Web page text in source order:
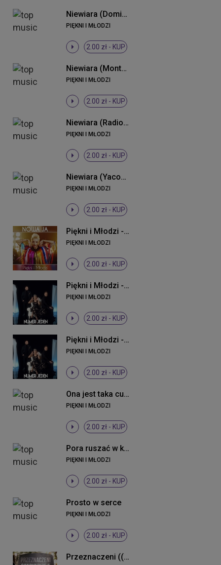
Niewiara (Dominium Remix)
PIĘKNI I MŁODZI
2.00 zł - KUP
Niewiara (Monteiro 2013 Remix)
PIĘKNI I MŁODZI
2.00 zł - KUP
Niewiara (Radio Edit)
PIĘKNI I MŁODZI
2.00 zł - KUP
Niewiara (Yacoop vs. K & N Remix)
PIĘKNI I MŁODZI
2.00 zł - KUP
Piękni i Młodzi - Nowa ja
PIĘKNI I MŁODZI
2.00 zł - KUP
Piękni i Młodzi - Numer jeden (Original Mix)
PIĘKNI I MŁODZI
2.00 zł - KUP
Piękni i Młodzi - Numer jeden (Original Mix)
PIĘKNI I MŁODZI
2.00 zł - KUP
Ona jest taka cudowna
PIĘKNI I MŁODZI
2.00 zł - KUP
Pora ruszać w klub (Radio Edit)
PIĘKNI I MŁODZI
2.00 zł - KUP
Prosto w serce
PIĘKNI I MŁODZI
2.00 zł - KUP
Przeznaczeni ((CandyNoize & Fair Play Remix))